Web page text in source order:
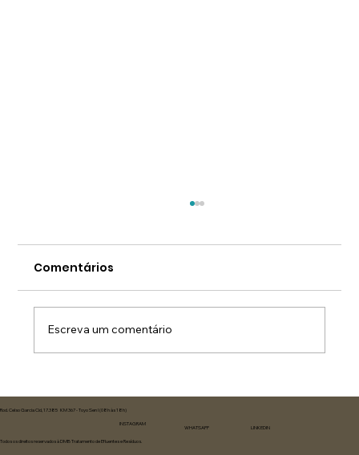
Efluentes líquidos: o risco invisível
que gera passivos ambientais nas
empresas
Comentários
Escreva um comentário
Todos os direitos reservados à DMB Tratamento de Efluentes e Resíduos.
INSTAGRAM
WHATSAPP LINKEDIN
Rod. Celso Garcia Cid, 17.385 KM 367 - Toyo Sen I (08h às 18h)